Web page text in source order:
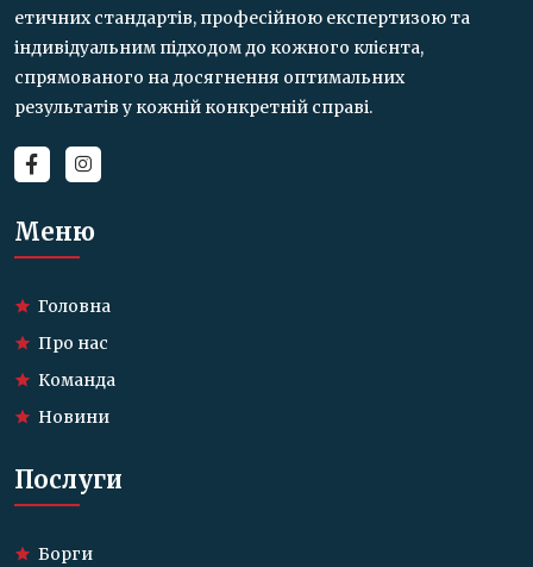
етичних стандартів, професійною експертизою та
індивідуальним підходом до кожного клієнта,
спрямованого на досягнення оптимальних
результатів у кожній конкретній справі.
Меню
Головна
Про нас
Команда
Новини
Послуги
Борги